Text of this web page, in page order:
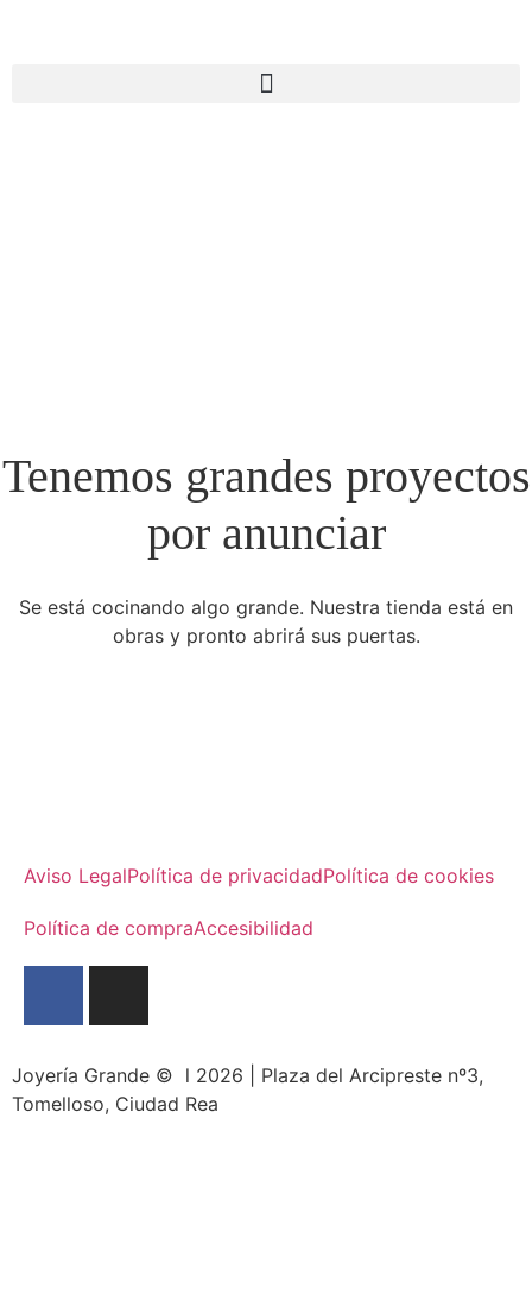
Tenemos grandes proyectos
por anunciar
Se está cocinando algo grande. Nuestra tienda está en
obras y pronto abrirá sus puertas.
Aviso LegalPolítica de privacidadPolítica de cookies
Política de compraAccesibilidad
Joyería Grande © l 2026 | Plaza del Arcipreste nº3,
Tomelloso, Ciudad Rea